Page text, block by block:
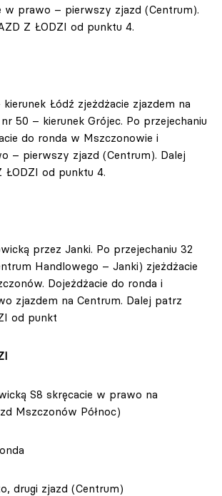
w prawo – pierwszy zjazd (Centrum).
Z ŁODZI od punktu 4.
Łódź zjeżdżacie zjazdem na
50 – kierunek Grójec. Po przejechaniu
do ronda w Mszczonowie i
– pierwszy zjazd (Centrum). Dalej
ŁODZI od punktu 4.
przez Janki. Po przejechaniu 32
Handlowego – Janki) zjeżdżacie
Dojeżdżacie do ronda i
zjazdem na Centrum. Dalej patrz
od punkt
S8 skręcacie w prawo na
Mszczonów Północ)
drugi zjazd (Centrum)